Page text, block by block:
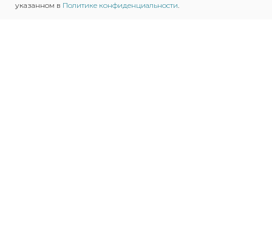
указанном в Политике конфиденциальности.